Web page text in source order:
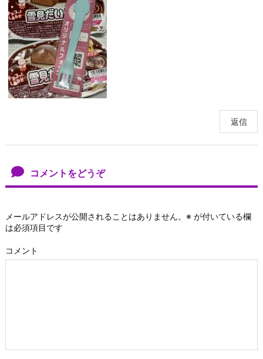
返信
コメントをどうぞ
メールアドレスが公開されることはありません。 ※ が付いている欄
は必須項目です
コメント